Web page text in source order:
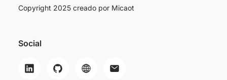
Copyright 2025 creado por Micaot
Social